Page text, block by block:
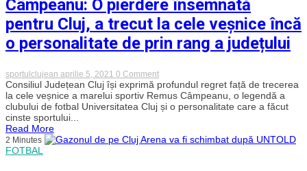
stadion
România
Câmpeanu: O pierdere însemnată
pentru Cluj, a trecut la cele veșnice încă
o personalitate de prin rang a județului
sportulclujean aprilie 5, 2021 0 Commenton
CJ
Cluj
–
Omagiu
Câmpeanu:
Consiliul Județean Cluj își exprimă profundul regret față de trecerea
la cele veșnice a marelui sportiv Remus Câmpeanu, o legendă a
clubului de fotbal Universitatea Cluj și o personalitate care a făcut
cinste sportului...
Read More
2 Minutes
FOTBAL